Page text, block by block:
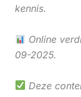
kennis.
Online
09-2025.
Deze